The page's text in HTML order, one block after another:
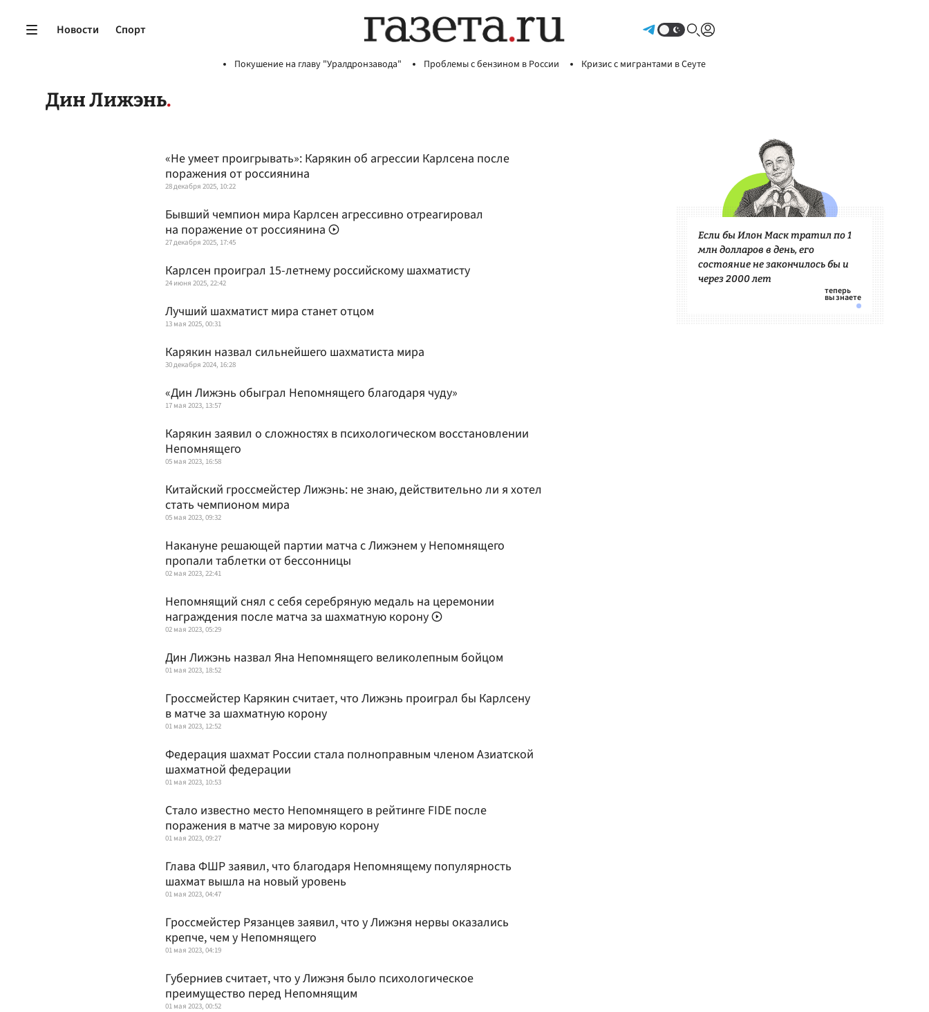
Новости Спорт
Покушение на главу "Уралдронзавода" Проблемы с бензином в России Кризис с мигрантами в Сеуте
Дин Лижэнь
«Не умеет проигрывать»: Карякин об агрессии Карлсена после
поражения от россиянина
28 декабря 2025, 10:22
Бывший чемпион мира Карлсен агрессивно отреагировал
на поражение от россиянина
27 декабря 2025, 17:45
Карлсен проиграл 15-летнему российскому шахматисту
24 июня 2025, 22:42
Лучший шахматист мира станет отцом
13 мая 2025, 00:31
Карякин назвал сильнейшего шахматиста мира
30 декабря 2024, 16:28
«Дин Лижэнь обыграл Непомнящего благодаря чуду»
17 мая 2023, 13:57
Карякин заявил о сложностях в психологическом восстановлении
Непомнящего
05 мая 2023, 16:58
Китайский гроссмейстер Лижэнь: не знаю, действительно ли я хотел
стать чемпионом мира
05 мая 2023, 09:32
Накануне решающей партии матча с Лижэнем у Непомнящего
пропали таблетки от бессонницы
02 мая 2023, 22:41
Непомнящий снял с себя серебряную медаль на церемонии
награждения после матча за шахматную корону
02 мая 2023, 05:29
Дин Лижэнь назвал Яна Непомнящего великолепным бойцом
01 мая 2023, 18:52
Гроссмейстер Карякин считает, что Лижэнь проиграл бы Карлсену
в матче за шахматную корону
01 мая 2023, 12:52
Федерация шахмат России стала полноправным членом Азиатской
шахматной федерации
01 мая 2023, 10:53
Стало известно место Непомнящего в рейтинге FIDE после
поражения в матче за мировую корону
01 мая 2023, 09:27
Глава ФШР заявил, что благодаря Непомнящему популярность
шахмат вышла на новый уровень
01 мая 2023, 04:47
Гроссмейстер Рязанцев заявил, что у Лижэня нервы оказались
крепче, чем у Непомнящего
01 мая 2023, 04:19
Губерниев считает, что у Лижэня было психологическое
преимущество перед Непомнящим
01 мая 2023, 00:52
Если бы Илон Маск тратил по 1
млн долларов в день, его
состояние не закончилось бы и
через 2000 лет